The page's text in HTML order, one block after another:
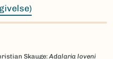
Skauge:Adalaria loveni